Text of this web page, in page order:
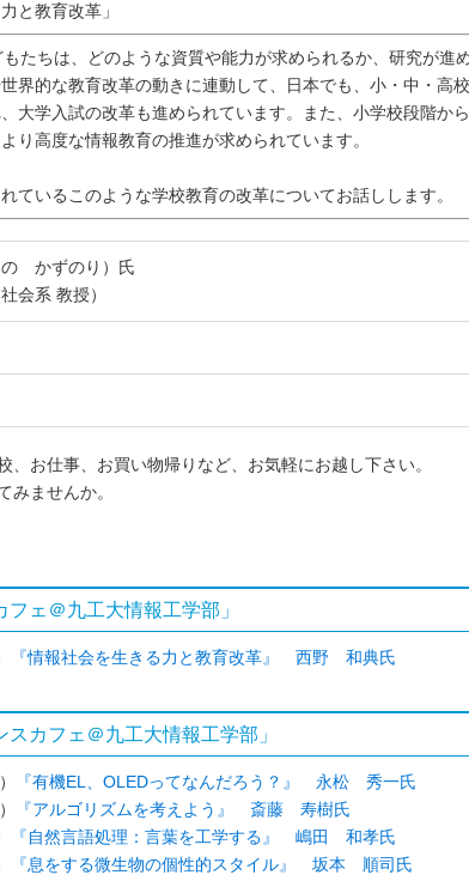
と教育改革」
たちは、どのような資質や能力が求められるか、研究が進
界的な教育改革の動きに連動して、日本でも、小・中・高
大学入試の改革も進められています。また、小学校段階か
り高度な情報教育の推進が求められています。
ているこのような学校教育の改革についてお話しします。
かずのり）氏
会系 教授）
お仕事、お買い物帰りなど、お気軽にお越し下さい。
みませんか。
ェ＠九工大情報工学部」
『情報社会を生きる力と教育改革』 西野 和典氏
カフェ＠九工大情報工学部」
『有機EL、OLEDってなんだろう？』 永松 秀一氏
『アルゴリズムを考えよう』 斎藤 寿樹氏
『自然言語処理：言葉を工学する』 嶋田 和孝氏
『息をする微生物の個性的スタイル』 坂本 順司氏